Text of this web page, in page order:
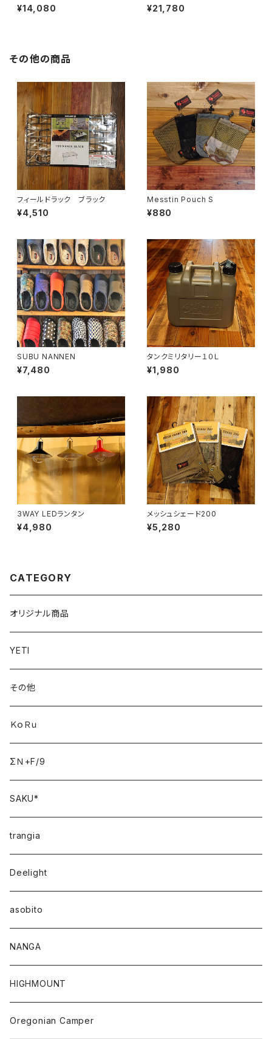
¥14,080 ¥21,780
その他の商品
フィールドラック ブラック
¥4,510
Messtin Pouch S
¥880
SUBU NANNEN
¥7,480
タンクミリタリー１０Ｌ
¥1,980
3WAY LEDランタン
¥4,980
メッシュシェード200
¥5,280
CATEGORY
オリジナル商品
YETI
その他
ＫｏＲｕ
ΣＮ+F/9
SAKU*
trangia
Deelight
asobito
NANGA
HIGHMOUNT
Oregonian Camper